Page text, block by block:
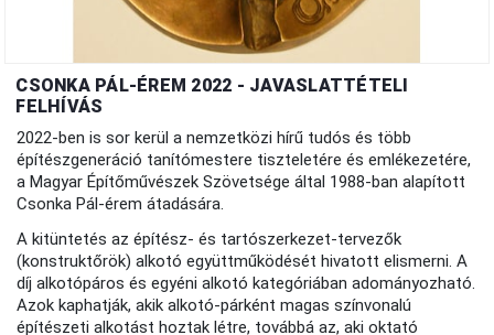
CSONKA PÁL-ÉREM 2022 - JAVASLATTÉTELI
FELHÍVÁS
2022-ben is sor kerül a nemzetközi hírű tudós és több
építészgeneráció tanítómestere tiszteletére és emlékezetére,
a Magyar Építőművészek Szövetsége által 1988-ban alapított
Csonka Pál-érem átadására.
A kitüntetés az építész- és tartószerkezet-tervezők
(konstruktőrök) alkotó együttműködését hivatott elismerni. A
díj alkotópáros és egyéni alkotó kategóriában adományozható.
Azok kaphatják, akik alkotó-párként magas színvonalú
építészeti alkotást hoztak létre, továbbá az, aki oktató